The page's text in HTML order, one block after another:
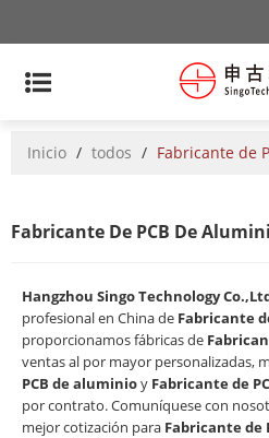
Inicio / todos / Fabricante de
Fabricante De PCB De
Hangzhou Singo Technology
profesional en China de Fabricante
proporcionamos fábricas de
ventas al por mayor personalizadas,
PCB de aluminioy Fabricante de
por contrato. Comuníquese con
mejor cotización para Fabricante de